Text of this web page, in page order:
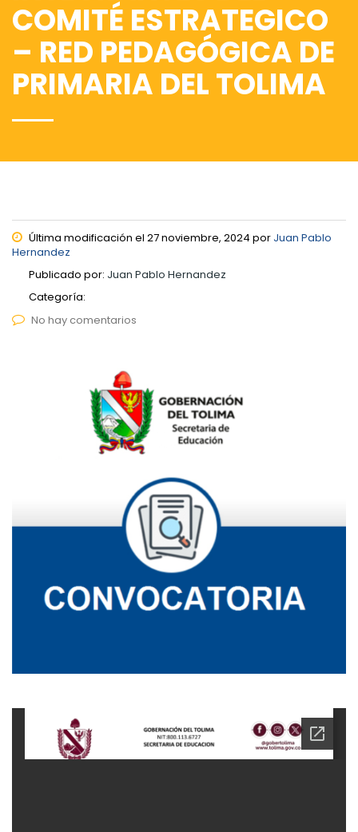
COMITÉ ESTRATEGICO
– RED PEDAGÓGICA DE
PRIMARIA DEL TOLIMA
Última modificación el 27 noviembre, 2024 por Juan Pablo
Hernandez
Publicado por: Juan Pablo Hernandez
Categoría:
No hay comentarios